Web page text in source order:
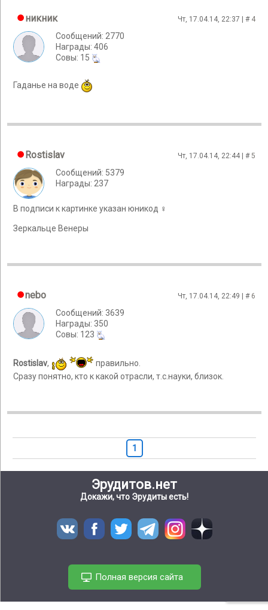
никник Чт, 17.04.14, 22:37 | # 4
Сообщений: 2770
Награды: 406
Cовы: 15
Гаданье на воде
Rostislav Чт, 17.04.14, 22:44 | #5
Сообщений: 5379
Награды: 237
В подписи к картинке указан юникод ♀
Зеркальце Венеры
nebo Чт, 17.04.14, 22:49 | # 6
Сообщений: 3639
Награды: 350
Cовы: 123
Rostislav,
правильно.
Сразу понятно, кто к какой отрасли, т.с.науки, близок.
1
Эрудитов.нет
Докажи, что Эрудиты есть!
Полная версия сайта